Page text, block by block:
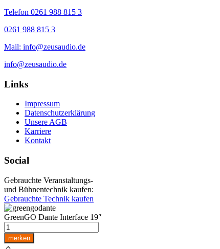
Telefon 0261 988 815 3
0261 988 815 3
Mail: info@zeusaudio.de
info@zeusaudio.de
Links
Impressum
Datenschutzerklärung
Unsere AGB
Karriere
Kontakt
Social
Gebrauchte Veranstaltungs-
und Bühnentechnik kaufen:
Gebrauchte Technik kaufen
GreenGO Dante Interface 19″
GreenGO
Dante
Interface
merken